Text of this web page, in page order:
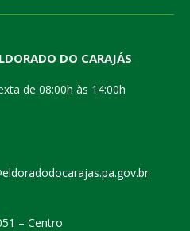
DO CARAJÁS
de 08:00h às 14:00h
– Centro